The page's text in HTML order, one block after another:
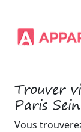
Trouver
Paris
Vous